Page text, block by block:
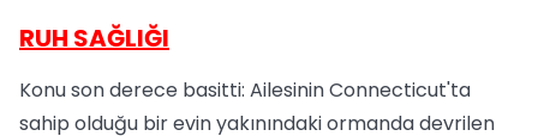
RUH SAĞLIĞI
Konu son derece basitti: Ailesinin Connecticut'ta
sahip olduğu bir evin yakınındaki ormanda devrilen